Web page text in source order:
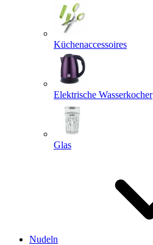
Küchenaccessoires
Elektrische Wasserkocher
Glas
Nudeln